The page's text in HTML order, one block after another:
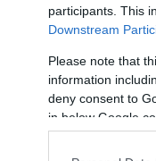
participants. This
Downstream
Please note that
information
deny consent to
in below Google